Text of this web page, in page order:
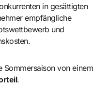
in gesättigten
empfängliche
und
Sommersaison von einem
.